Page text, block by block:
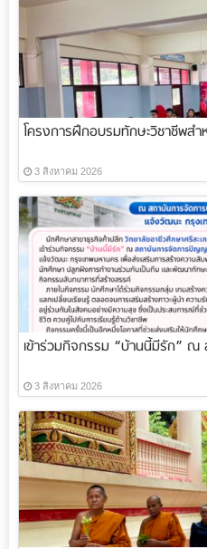
โครงการฝึกอบรมทักษะวิชาชีพส
3 สิงหาคม 2026
เข้าร่วมกิจกรรม “บ้านนี้มีรัก”
3 สิงหาคม 2026